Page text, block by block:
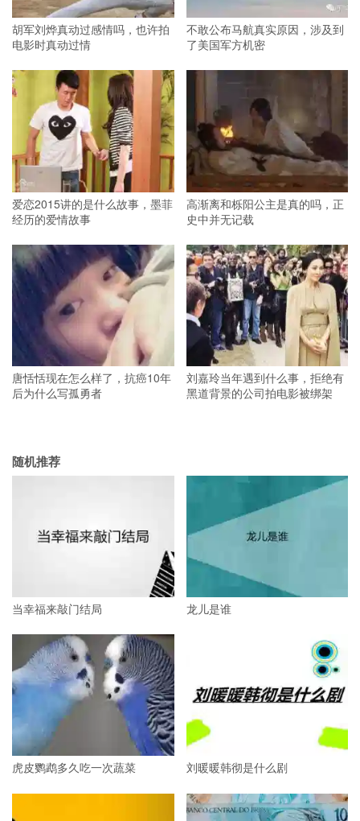
胡军刘烨真动过感情吗，也许拍
电影时真动过情
不敢公布马航真实原因，涉及到
了美国军方机密
爱恋2015讲的是什么故事，墨菲
经历的爱情故事
高渐离和栎阳公主是真的吗，正
史中并无记载
唐恬恬现在怎么样了，抗癌10年
后为什么写孤勇者
刘嘉玲当年遇到什么事，拒绝有
黑道背景的公司拍电影被绑架
随机推荐
当幸福来敲门结局 龙儿是谁
虎皮鹦鹉多久吃一次蔬菜 刘暖暖韩彻是什么剧